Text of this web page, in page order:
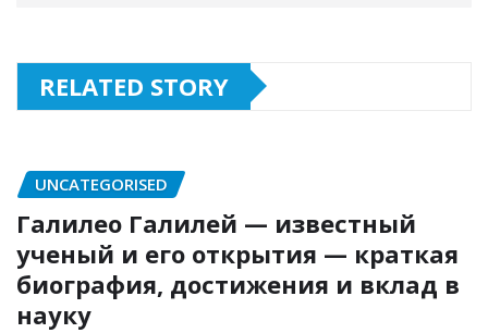
RELATED STORY
UNCATEGORISED
Галилео Галилей — известный
ученый и его открытия — краткая
биография, достижения и вклад в
науку